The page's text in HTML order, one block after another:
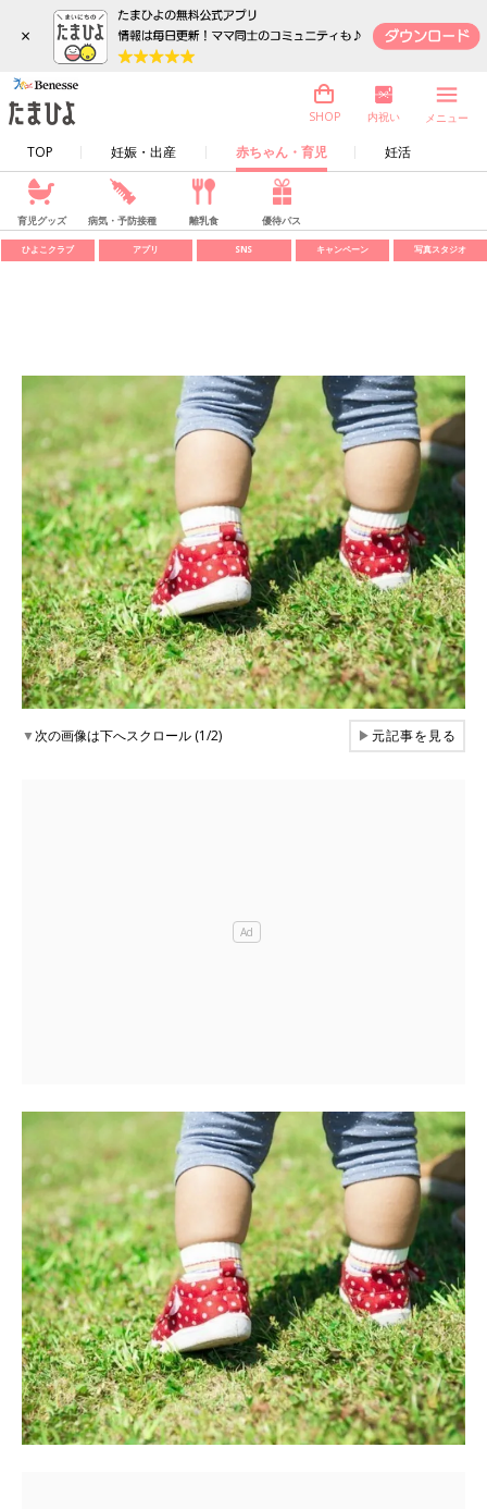
×
TOP 妊娠・出産 赤ちゃん・育児 妊活
SHOP 内祝い メニュー
育児グッズ 病気・予防接種 離乳食 優待パス
ひよこクラブ アプリ SNS キャンペーン 写真スタジオ
▼次の画像は下へスクロール (1/2) ▶元記事を見る